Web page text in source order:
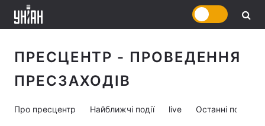
ПРЕСЦЕНТР - ПРОВЕДЕННЯ
ПРЕСЗАХОДІВ
Про пресцентр Найближчі події live Останні події